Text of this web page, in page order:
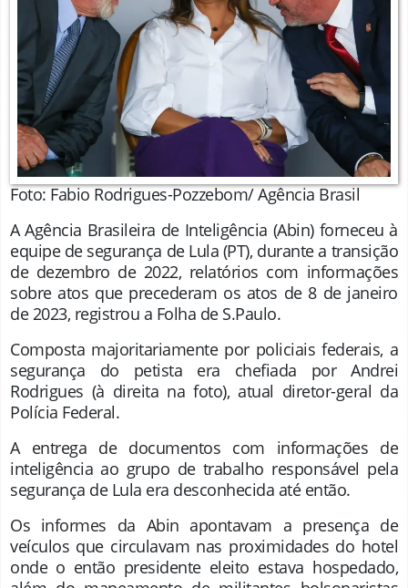
Foto: Fabio Rodrigues-Pozzebom/ Agência Brasil
A Agência Brasileira de Inteligência (Abin) forneceu à
equipe de segurança de Lula (PT), durante a transição
de dezembro de 2022, relatórios com informações
sobre atos que precederam os atos de 8 de janeiro
de 2023, registrou a Folha de S.Paulo.
Composta majoritariamente por policiais federais, a
segurança do petista era chefiada por Andrei
Rodrigues (à direita na foto), atual diretor-geral da
Polícia Federal.
A entrega de documentos com informações de
inteligência ao grupo de trabalho responsável pela
segurança de Lula era desconhecida até então.
Os informes da Abin apontavam a presença de
veículos que circulavam nas proximidades do hotel
onde o então presidente eleito estava hospedado,